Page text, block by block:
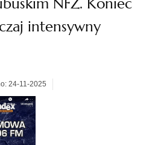
intensywny
24-11-2025